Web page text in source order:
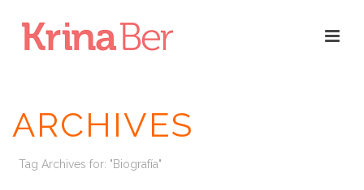
ARCHIVES
Tag Archives for: "Biografía"